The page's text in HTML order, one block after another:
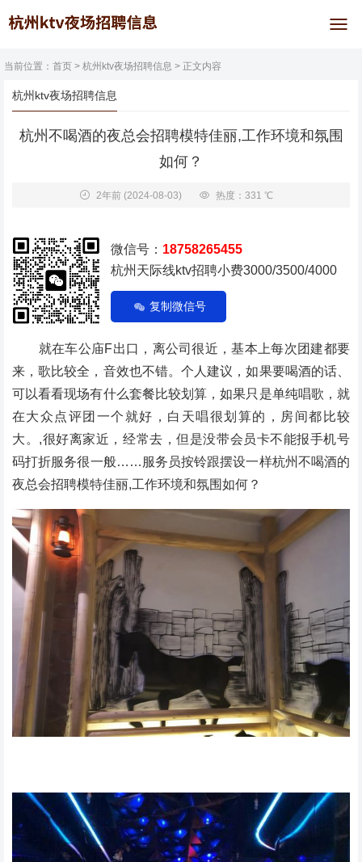
当前位置： 首页 > 杭州ktv夜场招聘信息 > 正文内容
杭州ktv夜场招聘信息
杭州不喝酒的夜总会招聘模特佳丽,工作环境和氛围
如何？
2年前(2024-08-03) 热度：331 ℃
微信号： 18758265455
杭州天际线ktv招聘小费3000/3500/4000
复制微信号
就在车公庙F出口，离公司很近，基本上每次团建都要
来，歌比较全，音效也不错。个人建议，如果要喝酒的话、
可以看看现场有什么套餐比较划算，如果只是单纯唱歌，就
在大众点评团一个就好，白天唱很划算的，房间都比较
大。,很好离家近，经常去，但是没带会员卡不能报手机号
码打折服务很一般……服务员按铃跟摆设一样杭州不喝酒的
夜总会招聘模特佳丽,工作环境和氛围如何？